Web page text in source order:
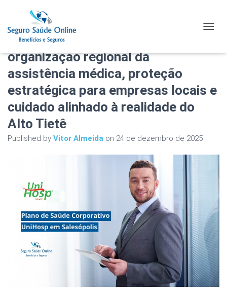
Plano de Saúde Corporativo
UniHosp em Salesópolis:
organização regional da
assistência médica, proteção
estratégica para empresas locais e
cuidado alinhado à realidade do
Alto Tietê
Published by Vitor Almeida on 24 de dezembro de 2025